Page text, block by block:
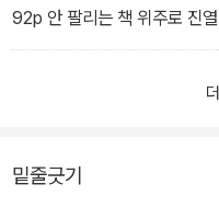
92p 안 팔리는 책 위주로 진
밑줄긋기